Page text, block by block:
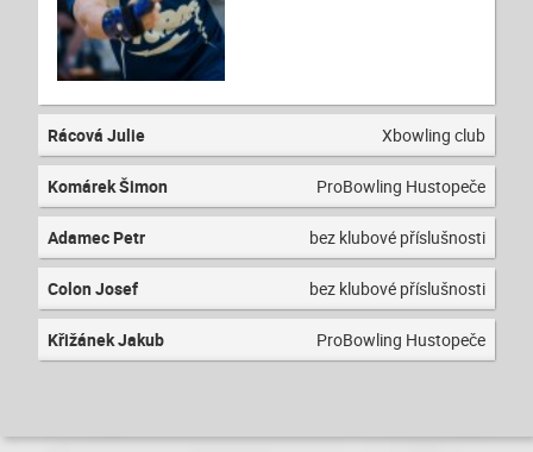
Rácová Julie Xbowling club
Komárek Šimon ProBowling Hustopeče
Adamec Petr bez klubové příslušnosti
Colon Josef bez klubové příslušnosti
Křižánek Jakub ProBowling Hustopeče